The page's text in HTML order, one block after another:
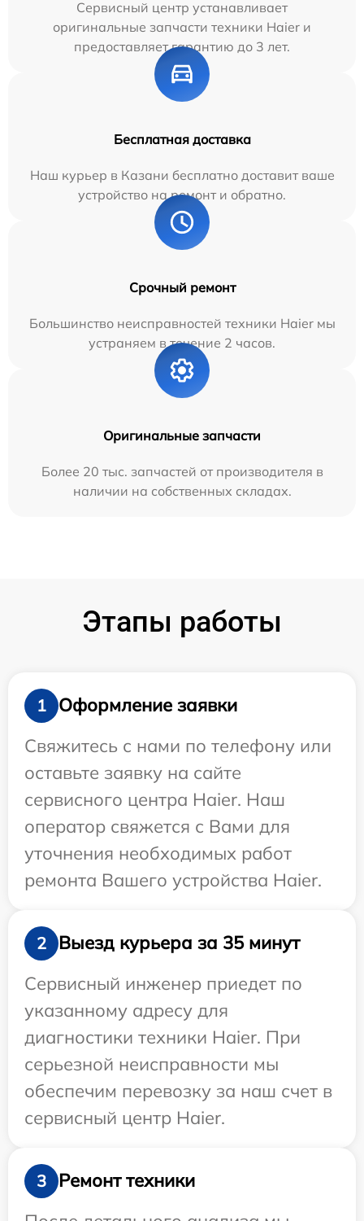
Сервисный центр устанавливает
оригинальные запчасти техники Haier и
предоставляет гарантию до 3 лет.
Бесплатная доставка
Наш курьер в Казани бесплатно доставит ваше
устройство на ремонт и обратно.
Срочный ремонт
Большинство неисправностей техники Haier мы
устраняем в течение 2 часов.
Оригинальные запчасти
Более 20 тыс. запчастей от производителя в
наличии на собственных складах.
Этапы работы
1
Оформление заявки
Свяжитесь с нами по телефону или
оставьте заявку на сайте
сервисного центра Haier. Наш
оператор свяжется с Вами для
уточнения необходимых работ
ремонта Вашего устройства Haier.
2
Выезд курьера за 35 минут
Сервисный инженер приедет по
указанному адресу для
диагностики техники Haier. При
серьезной неисправности мы
обеспечим перевозку за наш счет в
сервисный центр Haier.
3
Ремонт техники